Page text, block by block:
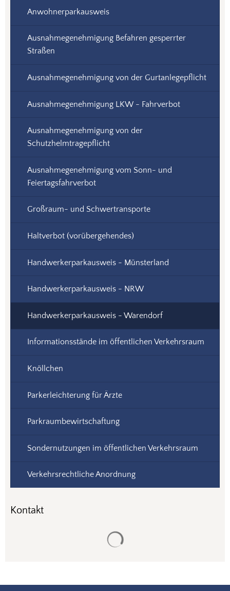
Anwohnerparkausweis
Ausnahmegenehmigung Befahren gesperrter
Straßen
Ausnahmegenehmigung von der Gurtanlegepflicht
Ausnahmegenehmigung LKW - Fahrverbot
Ausnahmegenehmigung von der
Schutzhelmtragepflicht
Ausnahmegenehmigung vom Sonn- und
Feiertagsfahrverbot
Großraum- und Schwertransporte
Haltverbot (vorübergehendes)
Handwerkerparkausweis - Münsterland
Handwerkerparkausweis - NRW
Handwerkerparkausweis - Warendorf
Informationsstände im öffentlichen Verkehrsraum
Knöllchen
Parkerleichterung für Ärzte
Parkraumbewirtschaftung
Sondernutzungen im öffentlichen Verkehrsraum
Verkehrsrechtliche Anordnung
Kontakt